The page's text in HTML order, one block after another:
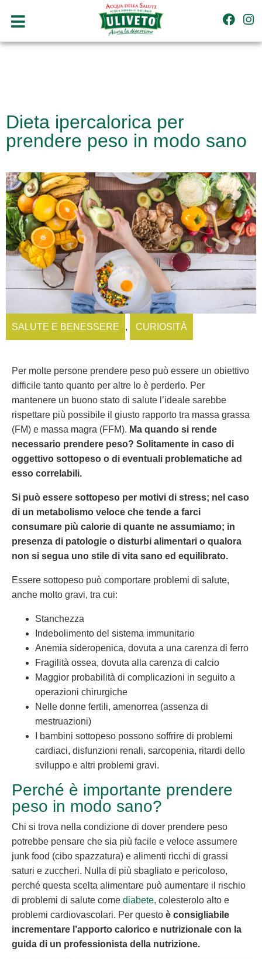
Dieta ipercalorica per
prendere peso in modo sano
SALUTE E BENESSERE , CURIOSITÀ
Per molte persone prendere peso può essere un obiettivo
difficile tanto quanto per altre lo è perderlo. Per
mantenere un buono stato di salute l’ideale sarebbe
rispettare più possibile il giusto rapporto tra massa grassa
(FM) e massa magra (FFM). Ma quando si rende
necessario prendere peso? Solitamente in caso di
oggettivo sottopeso o di eventuali problematiche ad
esso correlabili.
Si può essere sottopeso per motivi di stress; nel caso
di un metabolismo veloce che tende a farci
consumare più calorie di quante ne assumiamo; in
presenza di patologie o disturbi alimentari o qualora
non si segua uno stile di vita sano ed equilibrato.
Essere sottopeso può comportare problemi di salute,
anche molto gravi, tra cui:
Stanchezza
Indebolimento del sistema immunitario
Anemia sideropenica, dovuta a una carenza di ferro
Fragilità ossea, dovuta alla carenza di calcio
Maggior probabilità di complicazioni in seguito a
operazioni chirurgiche
Nelle donne fertili, amenorrea (assenza di
mestruazioni)
I bambini sottopeso possono soffrire di problemi
cardiaci, disfunzioni renali, sarcopenia, ritardi dello
sviluppo e altri problemi gravi.
Perché è importante prendere
peso in modo sano?
Chi si trova nella condizione di dover prendere peso
potrebbe pensare che sia più facile e veloce assumere
junk food (cibo spazzatura) e alimenti ricchi di grassi
saturi e zuccheri. Nulla di più sbagliato e pericoloso,
perché questa scelta alimentare può aumentare il rischio
di problemi di salute come diabete, colesterolo alto e
problemi cardiovascolari. Per questo è consigliabile
incrementare l’apporto calorico e nutrizionale con la
guida di un professionista della nutrizione.